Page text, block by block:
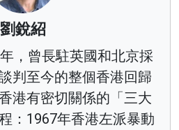
劉銳紹
，曾長駐英國和北京採
判至今的整個香港回歸
港有密切關係的「三大
：1967年香港左派暴動